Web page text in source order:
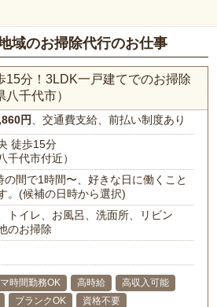
域のお掃除代行のお仕事
15分！3LDK一戸建てでのお掃除
千代市）
円、交通費支給、前払い制度あり
徒歩15分
千代市付近）
の間で1時間〜、好きな日に働くこと
。(候補の日時から選択)
トイレ、お風呂、洗面所、リビン
のお掃除
時間勤務OK 高時給
高収入可能
ブランクOK 資格不要